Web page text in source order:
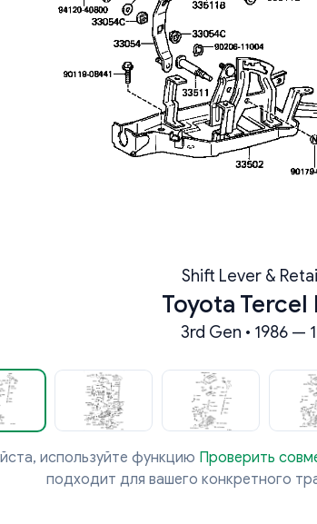
Shift Lever &
Toyota Tercel
3rd Gen • 1986 —
используйте функцию Проверить
подходит для вашего конкретного